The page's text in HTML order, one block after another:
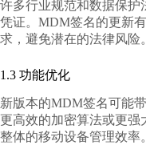
许多行业规范和数据保护
凭证。MDM签名的更新
求，避免潜在的法律风险。
1.3 功能优化
新版本的MDM签名可能
更高效的加密算法或更强
整体的移动设备管理效率。